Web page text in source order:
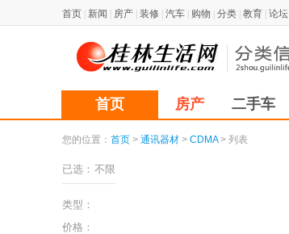
首页 新闻 房产 装修 汽车 购物 分类 教育 论坛
首页 房产 二手车
您的位置： 首页 > 通讯器材 > CDMA> 列表
已选： 不限
类型：
价格：